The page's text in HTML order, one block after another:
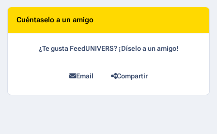
Cuéntaselo a un amigo
¿Te gusta FeedUNIVERS? ¡Díselo a un amigo!
Email Compartir